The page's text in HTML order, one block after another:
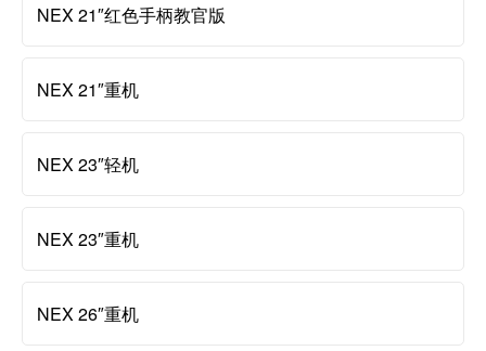
NEX 21″红色手柄教官版
NEX 21″重机
NEX 23″轻机
NEX 23″重机
NEX 26″重机